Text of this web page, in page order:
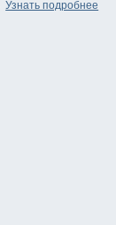
Узнать подробнее